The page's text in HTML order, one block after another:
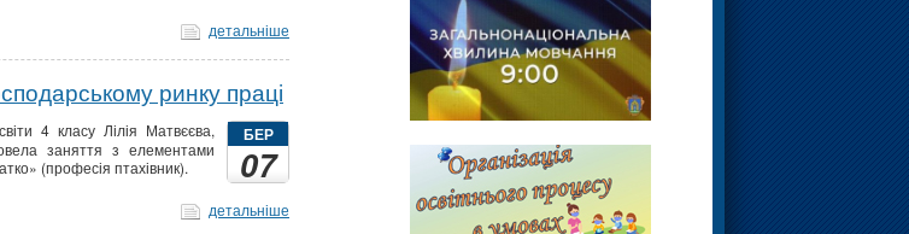
детальніше
ринку праці
БЕР
07
4 класу Лілія Матвєєва,
заняття з елементами
(професія птахівник).
детальніше